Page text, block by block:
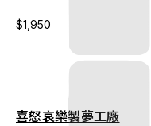
$1,950
喜怒哀樂製夢工廠